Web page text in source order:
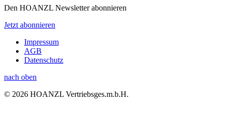
Den HOANZL Newsletter abonnieren
Jetzt abonnieren
Impressum
AGB
Datenschutz
nach oben
© 2026 HOANZL Vertriebsges.m.b.H.